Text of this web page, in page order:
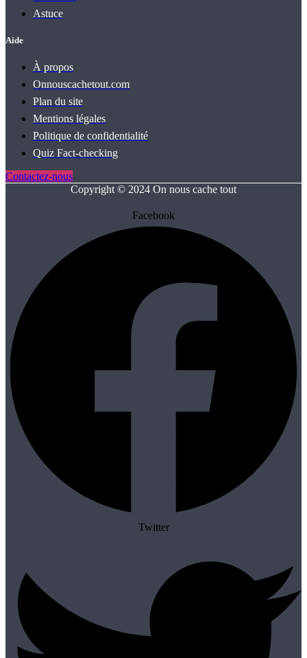
Astuce
Aide
À propos
Onnouscachetout.com
Plan du site
Mentions légales
Politique de confidentialité
Quiz Fact‑checking
Contactez-nous
Copyright © 2024 On nous cache tout
Facebook
Twitter